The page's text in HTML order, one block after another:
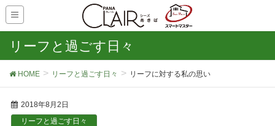
リーフと過ごす日々
HOME リーフと過ごす日々 リーフに対する私の思い
2018年8月2日
リーフと過ごす日々